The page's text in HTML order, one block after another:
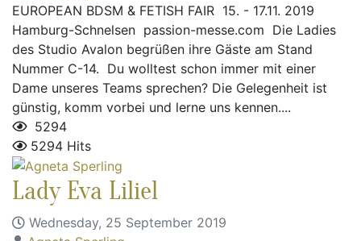
EUROPEAN BDSM & FETISH FAIR 15. - 17.11. 2019
Hamburg-Schnelsen passion-messe.com Die Ladies
des Studio Avalon begrüßen ihre Gäste am Stand
Nummer C-14. Du wolltest schon immer mit einer
Dame unseres Teams sprechen? Die Gelegenheit ist
günstig, komm vorbei und lerne uns kennen....
5294
5294 Hits
Lady Eva Liliel
Wednesday, 25 September 2019